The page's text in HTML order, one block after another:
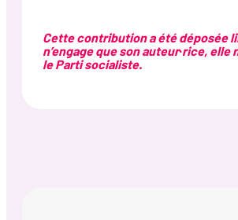
Cette contribution a été déposée
n’engage que son auteur·rice, elle
le Parti socialiste.